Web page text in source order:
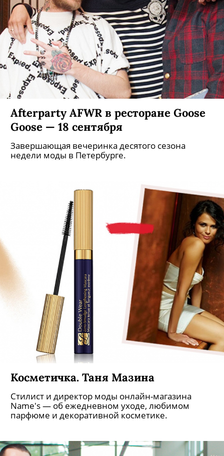
Afterparty AFWR в ресторане Goose
Goose — 18 сентября
Завершающая вечеринка десятого сезона
недели моды в Петербурге.
Косметичка. Таня Мазина
Стилист и директор моды онлайн-магазина
Name's — об ежедневном уходе, любимом
парфюме и декоративной косметике.